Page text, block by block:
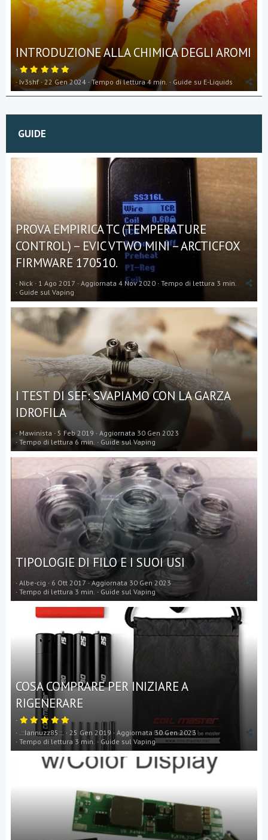
INTRODUZIONE ALLA CHIMICA DEGLI AROMI
0
0
s
)
Iv3shf 22 Gen 2024 Tempo di lettura 4 min. Guide su E-Liquids
GUIDE
PROVA EMPIRICA TC (TEMPERATURE
CONTROL) – EVIC VTWO MINI – ARCTICFOX
FIRMWARE 170510.
Nick 1 Ago 2017 Aggiornata 4 Nov 2020 Tempo di lettura 3 min.
Guide sul Vaping
I TEST DI SEF: SVAPIAMO CON LA GARZA
IDROFILA
Mawinista 5 Feb 2019 Aggiornata 30 Gen 2023
Tempo di lettura 6 min.
Guide sul Vaping
TIPOLOGIE DI FILO E I SUOI USI
Albe-cig 6 Ott 2017 Aggiornata 30 Gen 2023
Tempo di lettura 3 min.
Guide sul Vaping
COSA COMPRARE PER INIZIARE A
RIGENERARE
0
0
t
e
l
.::Iannuzz85::. 25 Gen 2019 Aggiornata30 Gen 2023
Tempo di lettura 3 min.
Guide sul Vaping